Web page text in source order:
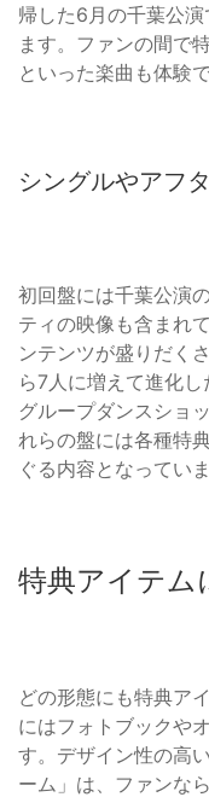
帰した6月の千葉公
ます。ファンの間で
といった楽曲も体験
シングルやアフ
初回盤には千葉公演
ティの映像も含まれ
ンテンツが盛りだく
ら7人に増えて進化
グループダンスショ
れらの盤には各種特
ぐる内容となっていま
特典アイテム
どの形態にも特典ア
にはフォトブックや
す。デザイン性の高
ーム」は、ファンな